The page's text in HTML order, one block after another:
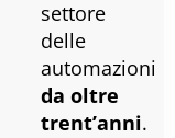
settore
delle
automazioni
da oltre
trent’anni.